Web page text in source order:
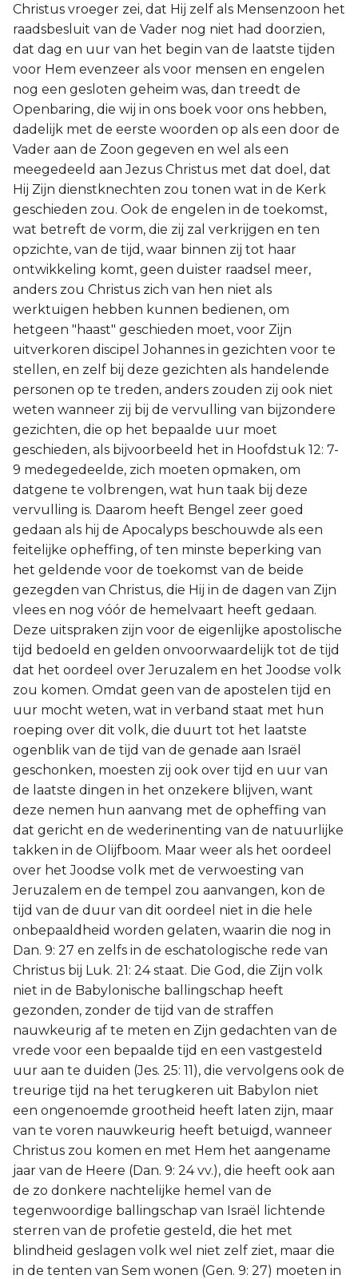
Christus vroeger zei, dat Hij zelf als Mensenzoon het
raadsbesluit van de Vader nog niet had doorzien,
dat dag en uur van het begin van de laatste tijden
voor Hem evenzeer als voor mensen en engelen
nog een gesloten geheim was, dan treedt de
Openbaring, die wij in ons boek voor ons hebben,
dadelijk met de eerste woorden op als een door de
Vader aan de Zoon gegeven en wel als een
meegedeeld aan Jezus Christus met dat doel, dat
Hij Zijn dienstknechten zou tonen wat in de Kerk
geschieden zou. Ook de engelen in de toekomst,
wat betreft de vorm, die zij zal verkrijgen en ten
opzichte, van de tijd, waar binnen zij tot haar
ontwikkeling komt, geen duister raadsel meer,
anders zou Christus zich van hen niet als
werktuigen hebben kunnen bedienen, om
hetgeen "haast" geschieden moet, voor Zijn
uitverkoren discipel Johannes in gezichten voor te
stellen, en zelf bij deze gezichten als handelende
personen op te treden, anders zouden zij ook niet
weten wanneer zij bij de vervulling van bijzondere
gezichten, die op het bepaalde uur moet
geschieden, als bijvoorbeeld het in Hoofdstuk 12: 7-
9 medegedeelde, zich moeten opmaken, om
datgene te volbrengen, wat hun taak bij deze
vervulling is. Daarom heeft Bengel zeer goed
gedaan als hij de Apocalyps beschouwde als een
feitelijke opheffing, of ten minste beperking van
het geldende voor de toekomst van de beide
gezegden van Christus, die Hij in de dagen van Zijn
vlees en nog vóór de hemelvaart heeft gedaan.
Deze uitspraken zijn voor de eigenlijke apostolische
tijd bedoeld en gelden onvoorwaardelijk tot de tijd
dat het oordeel over Jeruzalem en het Joodse volk
zou komen. Omdat geen van de apostelen tijd en
uur mocht weten, wat in verband staat met hun
roeping over dit volk, die duurt tot het laatste
ogenblik van de tijd van de genade aan Israël
geschonken, moesten zij ook over tijd en uur van
de laatste dingen in het onzekere blijven, want
deze nemen hun aanvang met de opheffing van
dat gericht en de wederinenting van de natuurlijke
takken in de Olijfboom. Maar weer als het oordeel
over het Joodse volk met de verwoesting van
Jeruzalem en de tempel zou aanvangen, kon de
tijd van de duur van dit oordeel niet in die hele
onbepaaldheid worden gelaten, waarin die nog in
Dan. 9: 27 en zelfs in de eschatologische rede van
Christus bij Luk. 21: 24 staat. Die God, die Zijn volk
niet in de Babylonische ballingschap heeft
gezonden, zonder de tijd van de straffen
nauwkeurig af te meten en Zijn gedachten van de
vrede voor een bepaalde tijd en een vastgesteld
uur aan te duiden (Jes. 25: 11), die vervolgens ook de
treurige tijd na het terugkeren uit Babylon niet
een ongenoemde grootheid heeft laten zijn, maar
van te voren nauwkeurig heeft betuigd, wanneer
Christus zou komen en met Hem het aangename
jaar van de Heere (Dan. 9: 24 vv.), die heeft ook aan
de zo donkere nachtelijke hemel van de
tegenwoordige ballingschap van Israël lichtende
sterren van de profetie gesteld, die het met
blindheid geslagen volk wel niet zelf ziet, maar die
in de tenten van Sem wonen (Gen. 9: 27) moeten in